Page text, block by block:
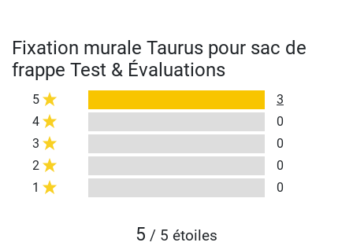
Fixation murale Taurus pour sac de
frappe Test & Évaluations
5
3
4
0
3
0
2
0
1
0
5 / 5 étoiles